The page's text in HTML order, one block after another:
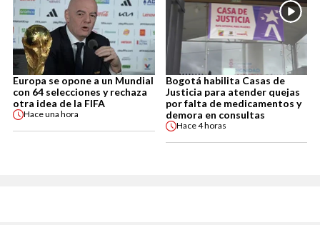
Europa se opone a un Mundial
con 64 selecciones y rechaza
otra idea de la FIFA
Haceuna hora
Bogotá habilita Casas de
Justicia para atender quejas
por falta de medicamentos y
demora en consultas
Hace4 horas